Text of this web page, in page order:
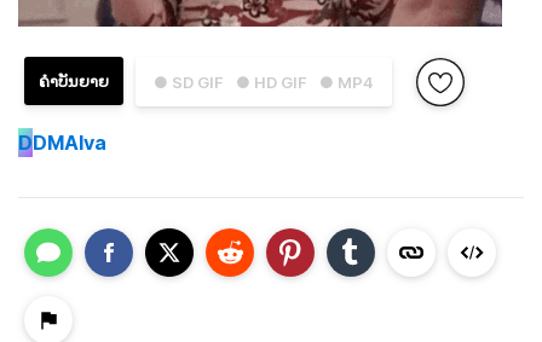
● SD GIF ● HD GIF ● MP4
ຄຳບັນຍາຍ
DDMAlva